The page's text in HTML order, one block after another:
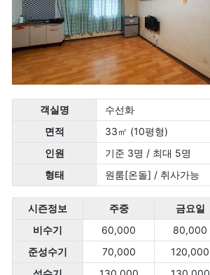
객실명
수선화
면적
33㎡ (10평형)
인원
기준 3명 / 최대 5명
형태
원룸[온돌] / 취사가능
시즌정보 주중 금요일
비수기
60,000 80,000
준성수기
70,000 120,000